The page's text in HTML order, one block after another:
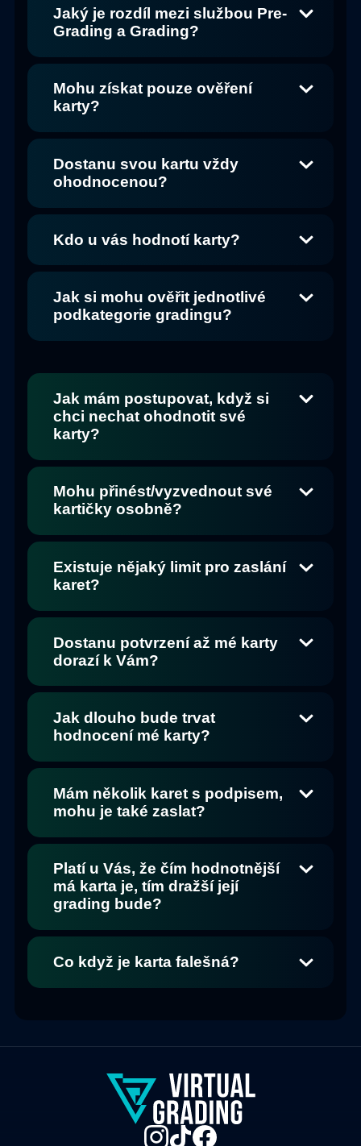
Jaký je rozdíl mezi službou Pre-
Grading a Grading?
Mohu získat pouze ověření
karty?
Dostanu svou kartu vždy
ohodnocenou?
Kdo u vás hodnotí karty?
Jak si mohu ověřit jednotlivé
podkategorie gradingu?
Jak mám postupovat, když si
chci nechat ohodnotit své
karty?
Mohu přinést/vyzvednout své
kartičky osobně?
Existuje nějaký limit pro zaslání
karet?
Dostanu potvrzení až mé karty
dorazí k Vám?
Jak dlouho bude trvat
hodnocení mé karty?
Mám několik karet s podpisem,
mohu je také zaslat?
Platí u Vás, že čím hodnotnější
má karta je, tím dražší její
grading bude?
Co když je karta falešná?